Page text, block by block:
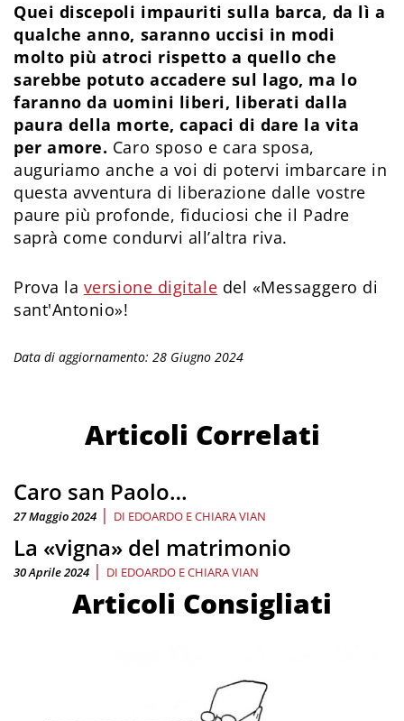
Quei discepoli impauriti sulla barca, da lì a
qualche anno, saranno uccisi in modi
molto più atroci rispetto a quello che
sarebbe potuto accadere sul lago, ma lo
faranno da uomini liberi, liberati dalla
paura della morte, capaci di dare la vita
per amore. Caro sposo e cara sposa,
auguriamo anche a voi di potervi imbarcare in
questa avventura di liberazione dalle vostre
paure più profonde, fiduciosi che il Padre
saprà come condurvi all’altra riva.
Prova la versione digitale del «Messaggero di
sant'Antonio»!
Data di aggiornamento: 28 Giugno 2024
Articoli Correlati
Caro san Paolo…
27 Maggio 2024 | DI EDOARDO E CHIARA VIAN
La «vigna» del matrimonio
30 Aprile 2024 | DI EDOARDO E CHIARA VIAN
Articoli Consigliati